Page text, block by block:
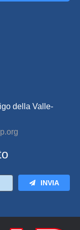
della Valle-
INVIA